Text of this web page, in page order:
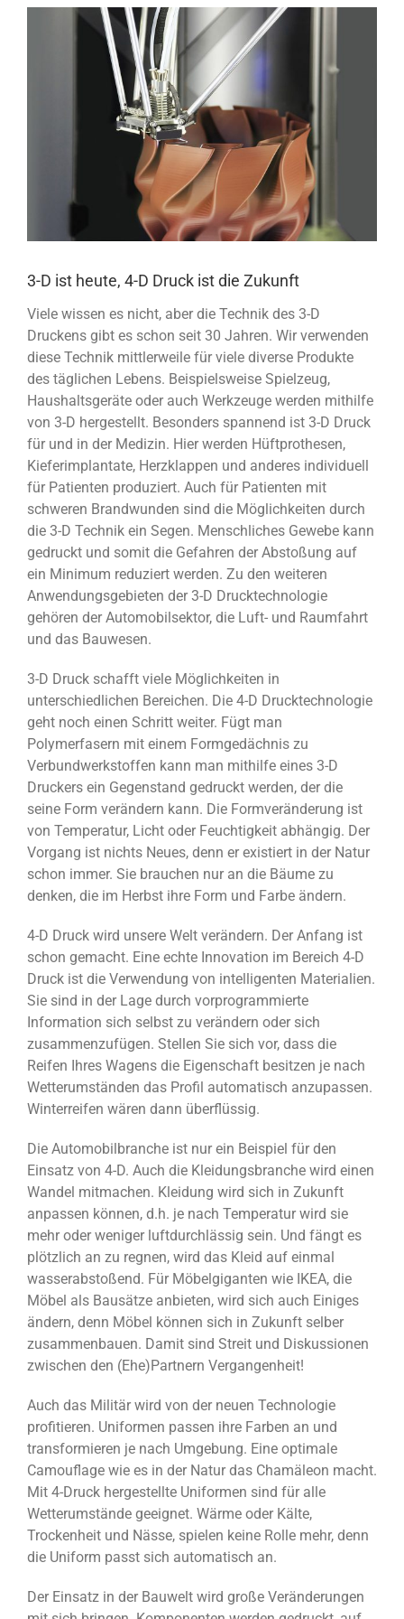
3-D ist heute, 4-D Druck ist die Zukunft
Viele wissen es nicht, aber die Technik des 3-D
Druckens gibt es schon seit 30 Jahren. Wir verwenden
diese Technik mittlerweile für viele diverse Produkte
des täglichen Lebens. Beispielsweise Spielzeug,
Haushaltsgeräte oder auch Werkzeuge werden mithilfe
von 3-D hergestellt. Besonders spannend ist 3-D Druck
für und in der Medizin. Hier werden Hüftprothesen,
Kieferimplantate, Herzklappen und anderes individuell
für Patienten produziert. Auch für Patienten mit
schweren Brandwunden sind die Möglichkeiten durch
die 3-D Technik ein Segen. Menschliches Gewebe kann
gedruckt und somit die Gefahren der Abstoßung auf
ein Minimum reduziert werden. Zu den weiteren
Anwendungsgebieten der 3-D Drucktechnologie
gehören der Automobilsektor, die Luft- und Raumfahrt
und das Bauwesen.
3-D Druck schafft viele Möglichkeiten in
unterschiedlichen Bereichen. Die 4-D Drucktechnologie
geht noch einen Schritt weiter. Fügt man
Polymerfasern mit einem Formgedächnis zu
Verbundwerkstoffen kann man mithilfe eines 3-D
Druckers ein Gegenstand gedruckt werden, der die
seine Form verändern kann. Die Formveränderung ist
von Temperatur, Licht oder Feuchtigkeit abhängig. Der
Vorgang ist nichts Neues, denn er existiert in der Natur
schon immer. Sie brauchen nur an die Bäume zu
denken, die im Herbst ihre Form und Farbe ändern.
4-D Druck wird unsere Welt verändern. Der Anfang ist
schon gemacht. Eine echte Innovation im Bereich 4-D
Druck ist die Verwendung von intelligenten Materialien.
Sie sind in der Lage durch vorprogrammierte
Information sich selbst zu verändern oder sich
zusammenzufügen. Stellen Sie sich vor, dass die
Reifen Ihres Wagens die Eigenschaft besitzen je nach
Wetterumständen das Profil automatisch anzupassen.
Winterreifen wären dann überflüssig.
Die Automobilbranche ist nur ein Beispiel für den
Einsatz von 4-D. Auch die Kleidungsbranche wird einen
Wandel mitmachen. Kleidung wird sich in Zukunft
anpassen können, d.h. je nach Temperatur wird sie
mehr oder weniger luftdurchlässig sein. Und fängt es
plötzlich an zu regnen, wird das Kleid auf einmal
wasserabstoßend. Für Möbelgiganten wie IKEA, die
Möbel als Bausätze anbieten, wird sich auch Einiges
ändern, denn Möbel können sich in Zukunft selber
zusammenbauen. Damit sind Streit und Diskussionen
zwischen den (Ehe)Partnern Vergangenheit!
Auch das Militär wird von der neuen Technologie
profitieren. Uniformen passen ihre Farben an und
transformieren je nach Umgebung. Eine optimale
Camouflage wie es in der Natur das Chamäleon macht.
Mit 4-Druck hergestellte Uniformen sind für alle
Wetterumstände geeignet. Wärme oder Kälte,
Trockenheit und Nässe, spielen keine Rolle mehr, denn
die Uniform passt sich automatisch an.
Der Einsatz in der Bauwelt wird große Veränderungen